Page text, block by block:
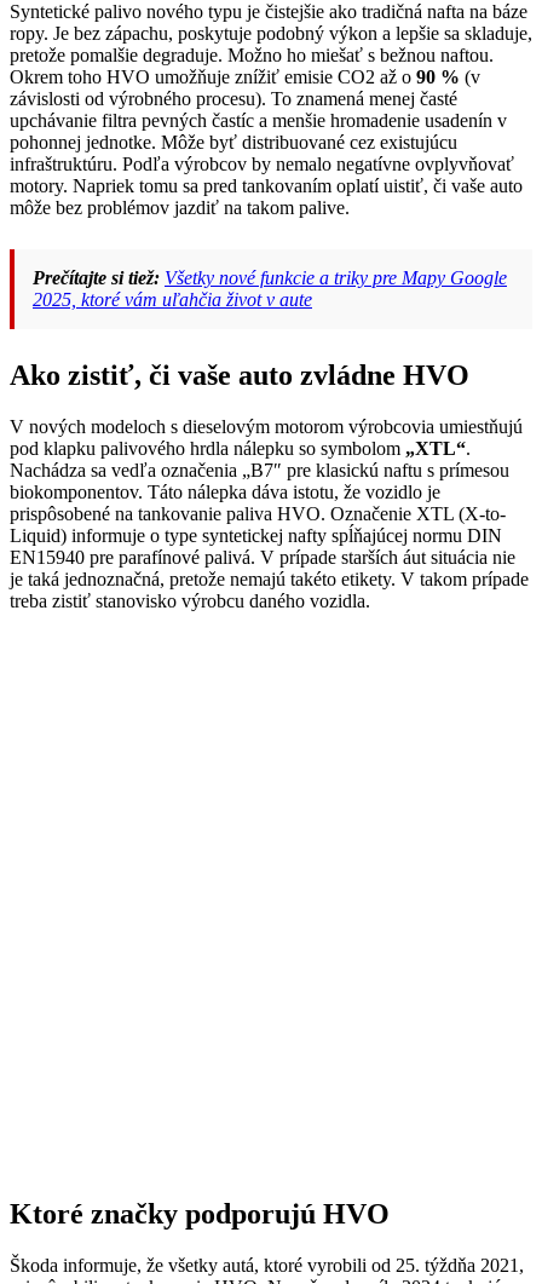
Syntetické palivo nového typu je čistejšie ako tradičná nafta na báze
ropy. Je bez zápachu, poskytuje podobný výkon a lepšie sa skladuje,
pretože pomalšie degraduje. Možno ho miešať s bežnou naftou.
Okrem toho HVO umožňuje znížiť emisie CO2 až o 90 % (v
závislosti od výrobného procesu). To znamená menej časté
upchávanie filtra pevných častíc a menšie hromadenie usadenín v
pohonnej jednotke. Môže byť distribuované cez existujúcu
infraštruktúru. Podľa výrobcov by nemalo negatívne ovplyvňovať
motory. Napriek tomu sa pred tankovaním oplatí uistiť, či vaše auto
môže bez problémov jazdiť na takom palive.
Prečítajte si tiež: Všetky nové funkcie a triky pre Mapy Google
2025, ktoré vám uľahčia život v aute
Ako zistiť, či vaše auto zvládne HVO
V nových modeloch s dieselovým motorom výrobcovia umiestňujú
pod klapku palivového hrdla nálepku so symbolom „XTL“.
Nachádza sa vedľa označenia „B7″ pre klasickú naftu s prímesou
biokomponentov. Táto nálepka dáva istotu, že vozidlo je
prispôsobené na tankovanie paliva HVO. Označenie XTL (X-to-
Liquid) informuje o type syntetickej nafty spĺňajúcej normu DIN
EN15940 pre parafínové palivá. V prípade starších áut situácia nie
je taká jednoznačná, pretože nemajú takéto etikety. V takom prípade
treba zistiť stanovisko výrobcu daného vozidla.
Ktoré značky podporujú HVO
Škoda informuje, že všetky autá, ktoré vyrobili od 25. týždňa 2021,